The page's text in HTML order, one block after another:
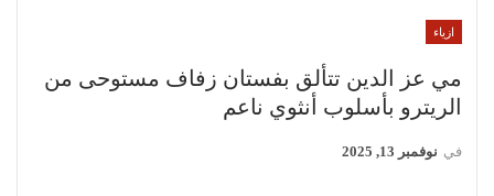
ازياء
مي عز الدين تتألق بفستان زفاف مستوحى من
الريترو بأسلوب أنثوي ناعم
في نوفمبر 13, 2025